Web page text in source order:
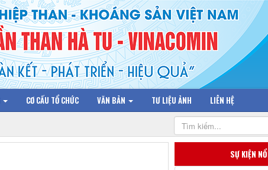
CƠ CẤU TỔ CHỨC VĂN BẢN TƯ LIỆU ẢNH LIÊN HỆ
SỰ KIỆN